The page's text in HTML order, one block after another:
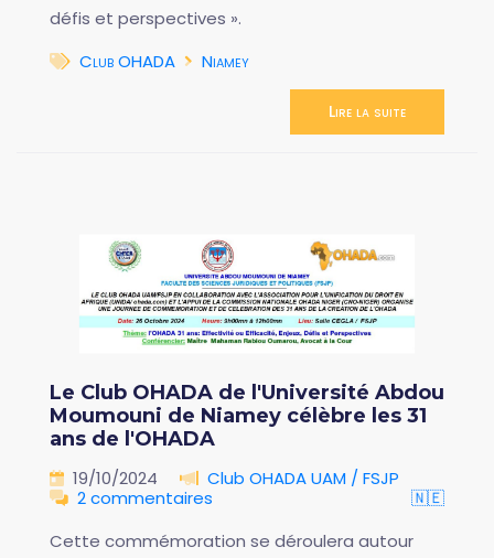
défis et perspectives ».
Club OHADA
Niamey
Lire la suite
Le Club OHADA de l'Université Abdou
Moumouni de Niamey célèbre les 31
ans de l'OHADA
19/10/2024
Club OHADA UAM / FSJP
2 commentaires
🇳🇪
Cette commémoration se déroulera autour